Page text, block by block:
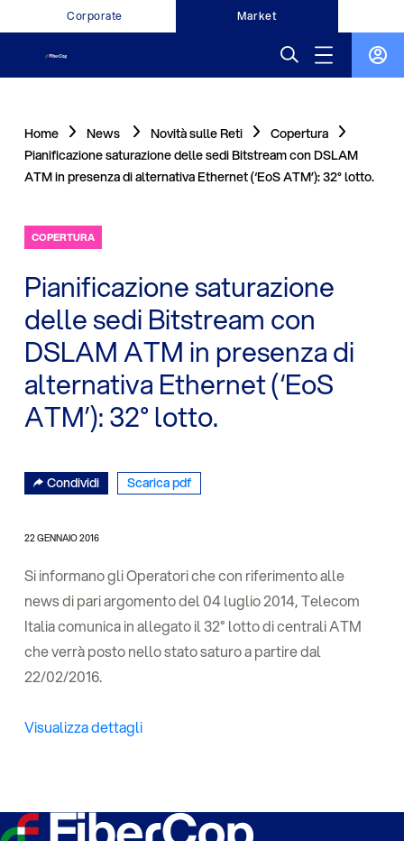
Corporate Market
Home News Novità sulle Reti
Copertura
Pianificazione saturazione delle sedi Bitstream con DSLAM
ATM in presenza di alternativa Ethernet (‘EoS ATM’): 32° lotto.
COPERTURA
Pianificazione saturazione
delle sedi Bitstream con
DSLAM ATM in presenza di
alternativa Ethernet (‘EoS
ATM’): 32° lotto.
Condividi Scarica pdf
22 GENNAIO 2016
Si informano gli Operatori che con riferimento alle
news di pari argomento del 04 luglio 2014, Telecom
Italia comunica in allegato il 32° lotto di centrali ATM
che verrà posto nello stato saturo a partire dal
22/02/2016.
Visualizza dettagli